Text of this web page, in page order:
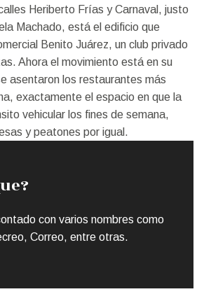
Heriberto Frías y Carnaval, justo
Machado, está el edificio que
Benito Juárez, un club privado
Ahora el movimiento está en su
asentaron los restaurantes más
exactamente el espacio en que la
vehicular los fines de semana,
y peatones por igual.
con varios nombres como
Correo, entre otras.